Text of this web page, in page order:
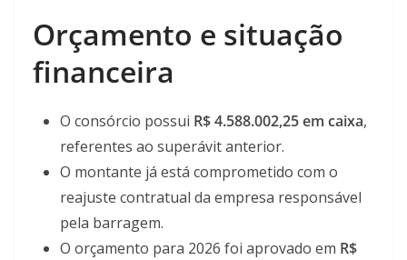
Orçamento e situação
financeira
O consórcio possui R$ 4.588.002,25 em caixa,
referentes ao superávit anterior.
O montante já está comprometido com o
reajuste contratual da empresa responsável
pela barragem.
O orçamento para 2026 foi aprovado em R$